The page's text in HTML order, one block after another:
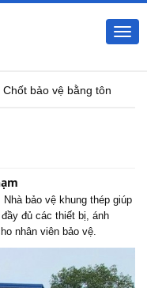
Chốt bảo vệ bằng tôn
bảo vệ khung thép giúp
đủ các thiết bị, ánh
nhân viên bảo vệ.